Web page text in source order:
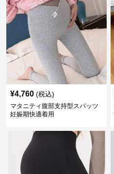
¥4,760 (税込)
マタニティ腹部支持型スパッツ
妊娠期快適着用